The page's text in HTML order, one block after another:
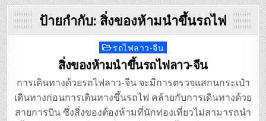
ป้ายกำกับ: สิ่งของห้ามนำขึ้นรถไฟ
Posted
in
รถไฟลาว-จีน
สิ่งของห้ามนำขึ้นรถไฟลาว-จีน
การเดินทางด้วยรถไฟลาว-จีน จะมีการตรวจแสกนกระเป๋า
เดินทางก่อนการเดินทางขึ้นรถไฟ คล้ายกับการเดินทางด้วย
สายการบิน ซึ่งสิ่งของต้องห้ามที่นักท่องเที่ยวไม่สามารถนำ